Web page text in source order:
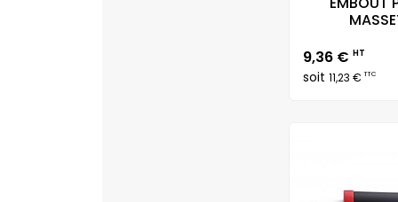
Prix
9,36 € HT
soit 11,23 €TTC